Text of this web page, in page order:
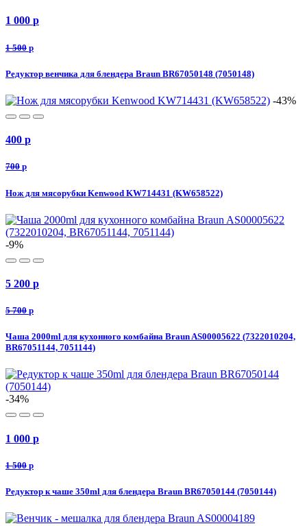
1 000 p
1 500 p
Редуктор венчика для блендера Braun BR67050148 (7050148)
-43%
400 p
700 p
Нож для мясорубки Kenwood KW714431 (KW658522)
-9%
5 200 p
5 700 p
Чаша 2000ml для кухонного комбайна Braun AS00005622 (7322010204,
BR67051144, 7051144)
-34%
1 000 p
1 500 p
Редуктор к чаше 350ml для блендера Braun BR67050144 (7050144)